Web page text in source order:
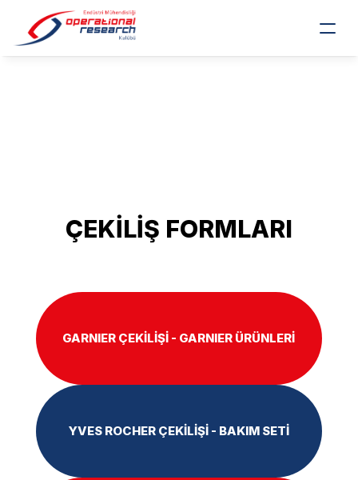
ÇEKİLİŞ FORMLARI
GARNIER ÇEKİLİŞİ - GARNIER ÜRÜNLERİ
YVES ROCHER ÇEKİLİŞİ - BAKIM SETİ